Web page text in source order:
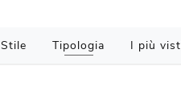
Stile Tipologia I più